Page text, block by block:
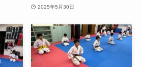
2025年5月30日